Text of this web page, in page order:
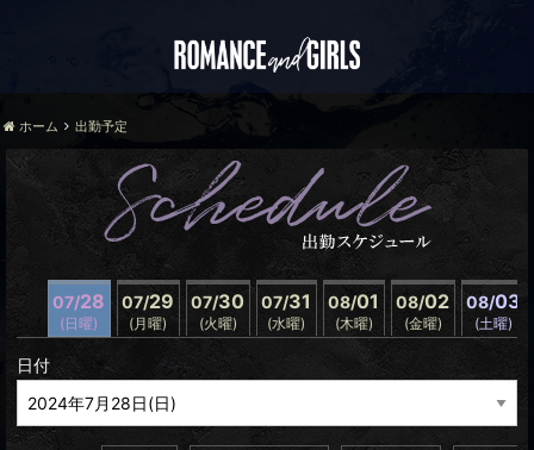
ホーム 出勤予定
07/28
(日曜)
07/29
(月曜)
07/30
(火曜)
07/31
(水曜)
08/01
(木曜)
08/02
(金曜)
08/03
(土曜)
日付